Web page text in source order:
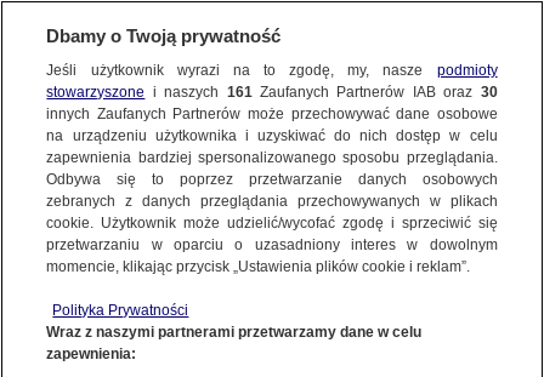
Dbamy o Twoją prywatność
Jeśli użytkownik wyrazi na to zgodę, my, nasze podmioty
stowarzyszone i naszych 161Zaufanych Partnerów IAB oraz 30
innych Zaufanych Partnerów może przechowywać dane osobowe
na urządzeniu użytkownika i uzyskiwać do nich dostęp w celu
zapewnienia bardziej spersonalizowanego sposobu przeglądania.
Odbywa się to poprzez przetwarzanie danych osobowych
zebranych z danych przeglądania przechowywanych w plikach
cookie. Użytkownik może udzielić/wycofać zgodę i sprzeciwić się
przetwarzaniu w oparciu o uzasadniony interes w dowolnym
momencie, klikając przycisk „Ustawienia plików cookie i reklam”.
Polityka Prywatności
Wraz z naszymi partnerami przetwarzamy dane w celu
zapewnienia: